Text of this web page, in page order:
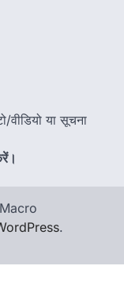
वीडियो या सूचना
.